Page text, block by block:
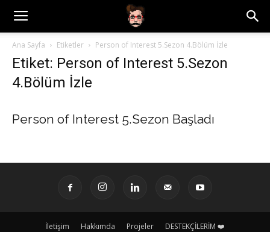
Ana Sayfa Etiketler Person of Interest 5.Sezon 4.Bölüm İzle
Etiket: Person of Interest 5.Sezon
4.Bölüm İzle
Person of Interest 5.Sezon Başladı
İletişim Hakkımda Projeler DESTEKÇİLERİM ❤️